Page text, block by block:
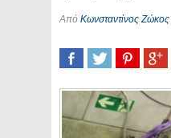
Από Κωνσταντίνος Ζώκος